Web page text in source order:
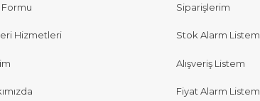
Hizmetleri
Siparişlerim
Stok Alarm Listem
Alışveriş Listem
Fiyat Alarm Listem